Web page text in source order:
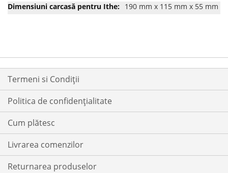
190 mm x 115 mm x 55 mm
Termeni si Condiții
Politica de confidențialitate
Cum plătesc
Livrarea comenzilor
Returnarea produselor